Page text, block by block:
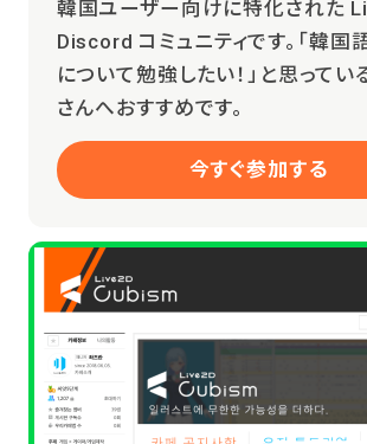
韓国ユーザー向けに特化された
Discord コミュニティです。「韓国
について勉強したい！」と思ってい
さんへおすすめです。
今すぐ参加する